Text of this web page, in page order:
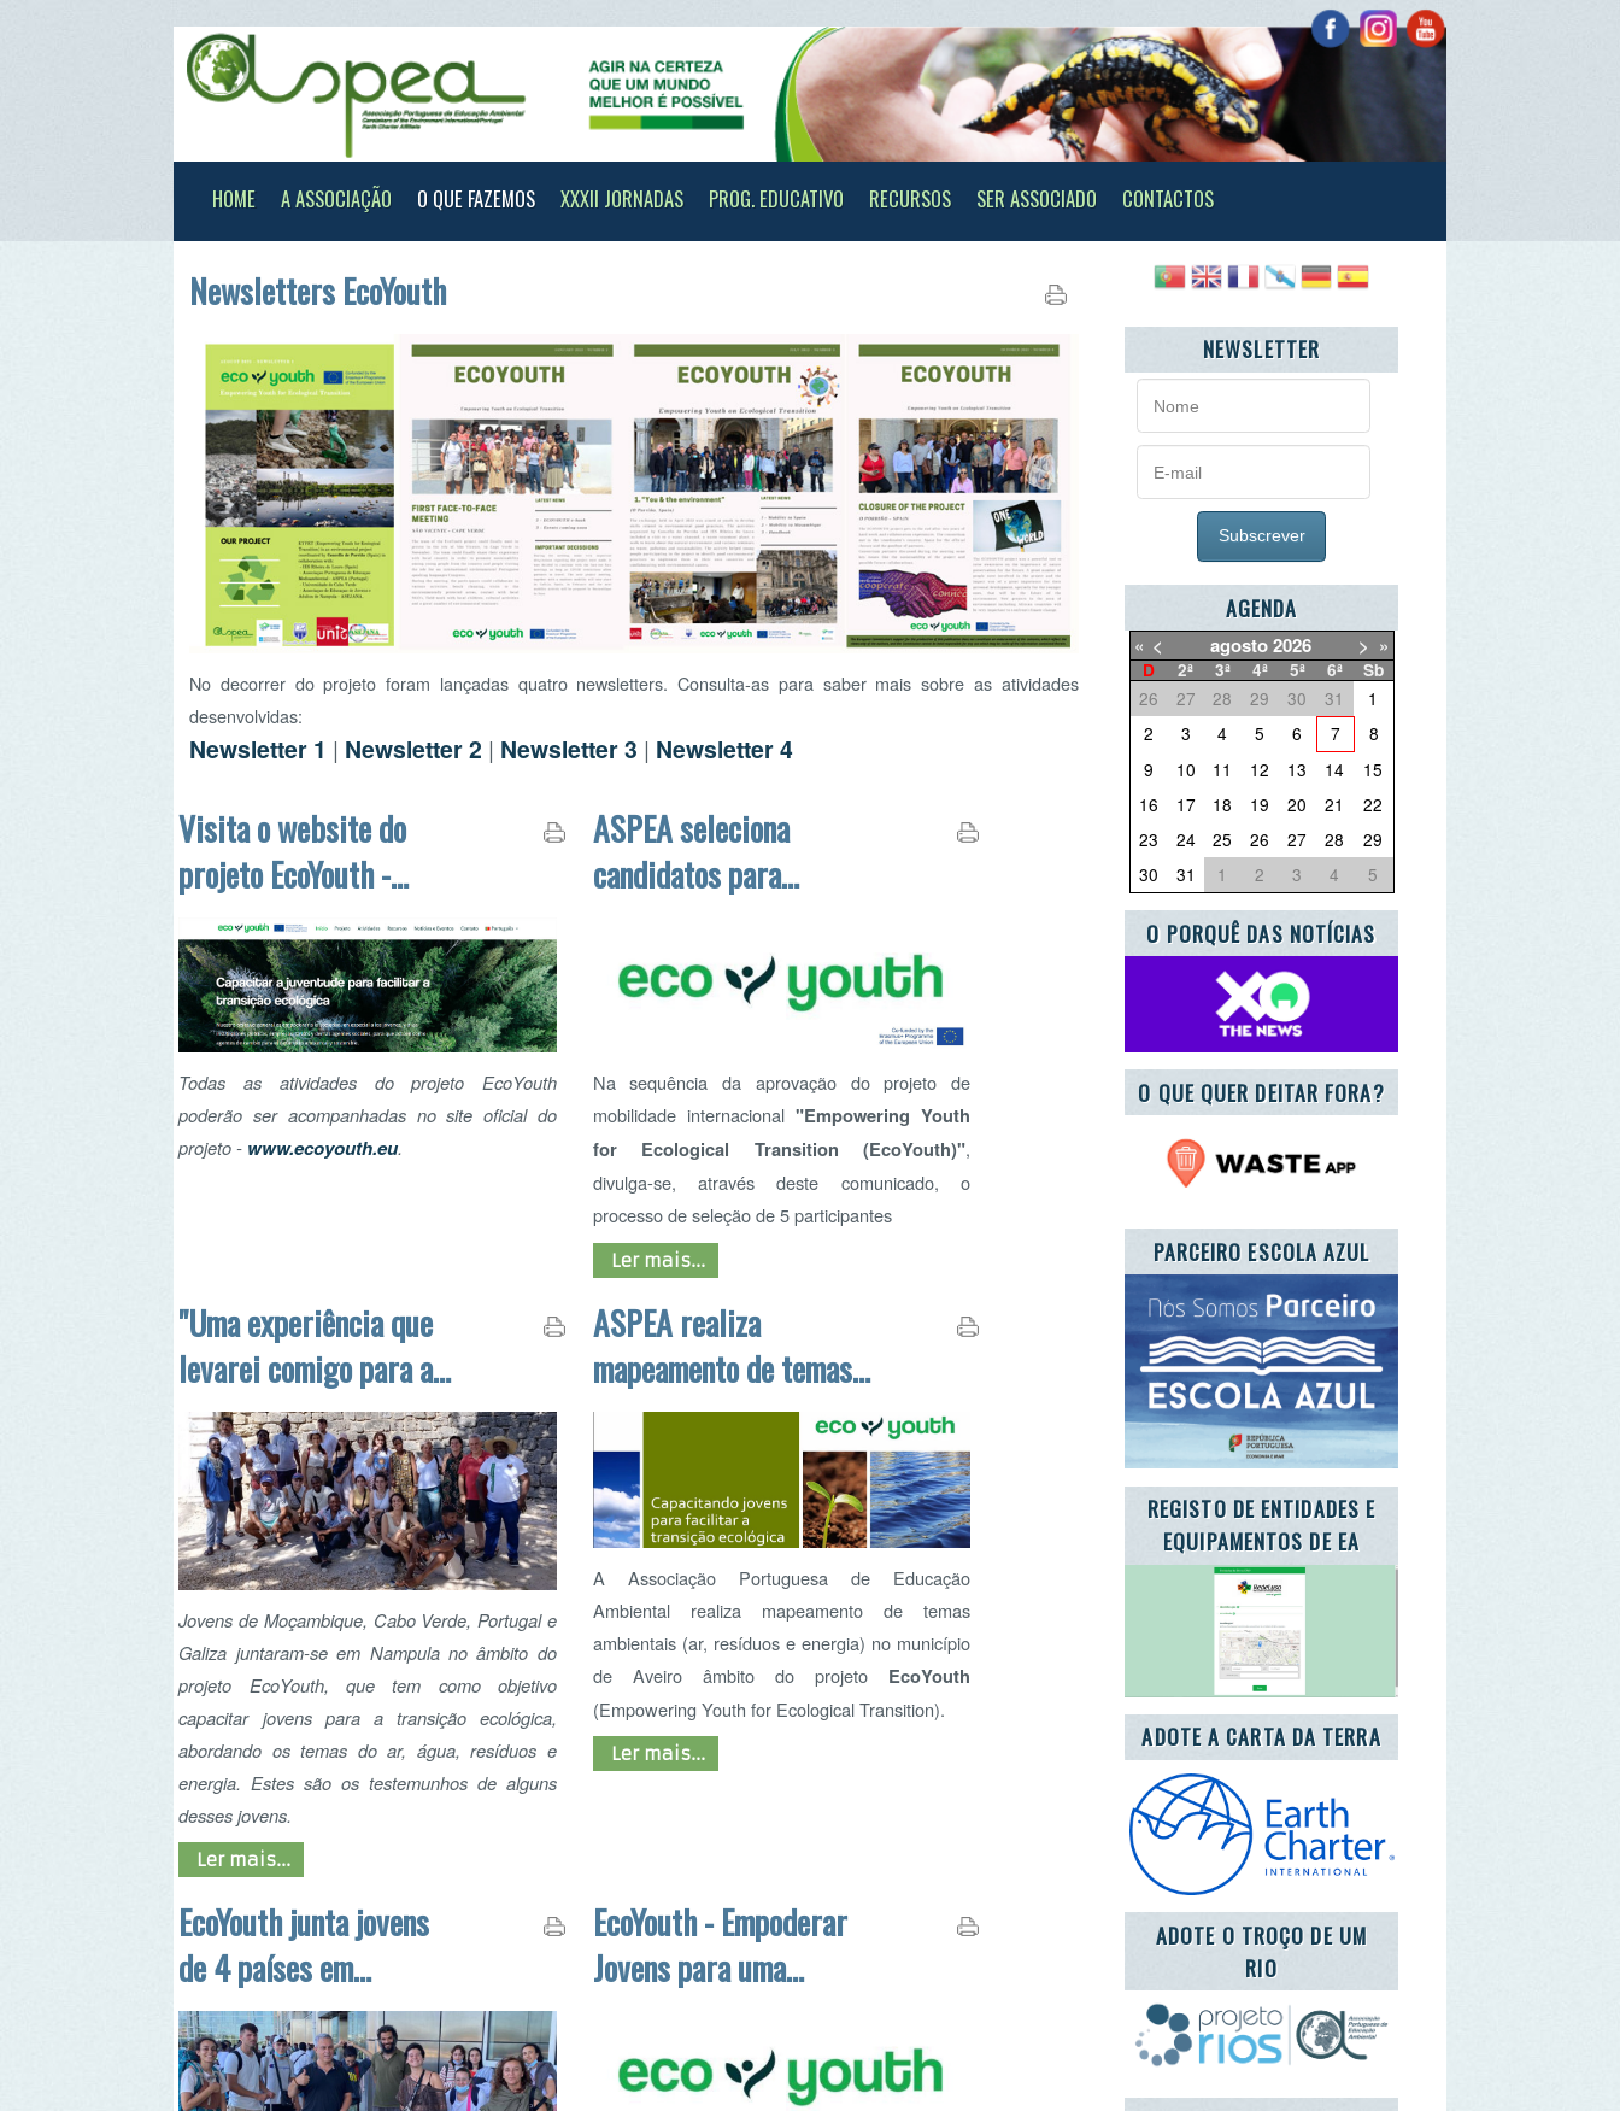
O QUE FAZEMOS
No decorrer do projeto foram lançadas quatro newsletters. Consulta-as para saber mais sobre as atividades
desenvolvidas:
Newsletter 1|Newsletter 2 |Newsletter 3|Newsletter 4
Visita o website do
www.ecoyouth.eu
Todas as atividades do projeto EcoYouth
poderão ser acompanhadas no site oficial do
projeto -www.ecoyouth.eu.
ASPEA seleciona
intercâmbio de
trabalhadores com
Na sequência da aprovação do projeto de
mobilidade internacional
"Empowering Youth
for Ecological Transition (EcoYouth)" ,
divulga-se, através deste comunicado, o
processo de seleção de 5 participantes
Ler mais...
projeto EcoYouth em
Moçambique
Jovens de Moçambique, Cabo Verde, Portugal e
Galiza juntaram-se em Nampula no âmbito do
projeto EcoYouth, que tem como objetivo
capacitar jovens para a transição ecológica,
abordando os temas do ar, água, resíduos e
energia. Estes são os testemunhos de alguns
desses jovens.
Ler mais...
ASPEA realiza
mapeamento de temas
ambientais (ar, resíduos
e energia) no município
de Aveiro
A Associação Portuguesa de Educação
Ambiental realiza mapeamento de temas
ambientais (ar, resíduos e energia) no município
de Aveiro âmbito do projetoEcoYouth
(Empowering Youth for Ecological Transition).
Ler mais...
EcoYouth junta jovens
de 4 países em
Moçambique para
promover a Educação
Ambiental
Ao longo doProjeto EcoYouth
realizadas algumas mobilidades de jovens,
sendo que a última teve lugar em Moçambique e
contou com 20 jovens de Portugal, Galiza,
Moçambique e Cabo Verde, que visitaram a
EcoYouth - Empoderar
Jovens para uma
O projeto ambientalEcoYouthé coordenado
pelo concelho de Porriño (Espanha) em parceria
com a
Associação Portuguesa de Educação
Ambiental - ASPEA
(Portugal), a
« < agosto2026 > »
D Sb
26 27 29 30 31
1
5 6 7
8
12 13 14
15
19 20 21
22
26 27 28
29
2 3 4
O PORQUÊ DAS NOTÍCIAS
O QUE QUER DEITAR FORA?
PARCEIRO ESCOLA AZUL
REGISTO DE ENTIDADES E
EQUIPAMENTOS DE EA
ADOTE A CARTA DA TERRA
ADOTE O TROÇO DE UM
RIO
ENEA 2020